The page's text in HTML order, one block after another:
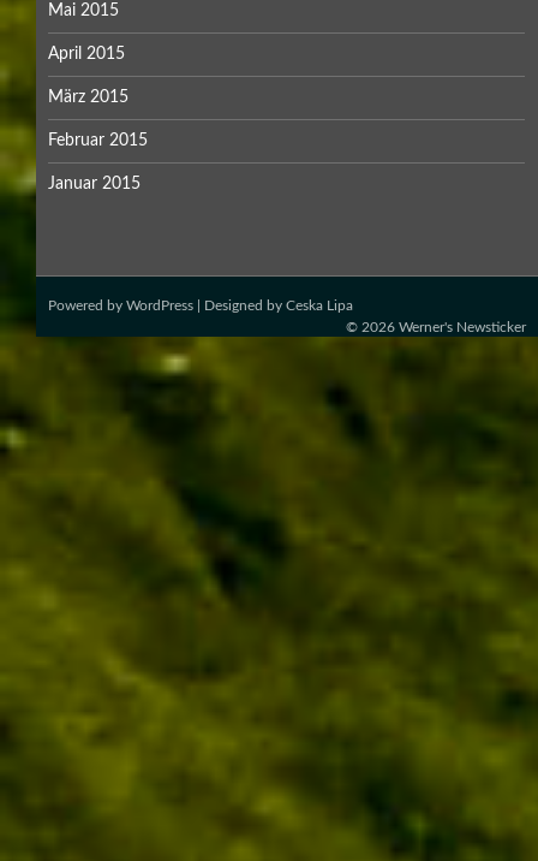
Mai 2015
April 2015
März 2015
Februar 2015
Januar 2015
Powered by WordPress | Designed by Ceska Lipa
© 2026 Werner's Newsticker